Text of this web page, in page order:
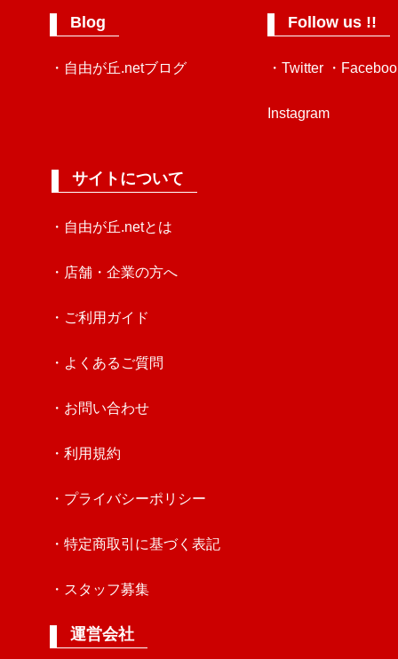
Blog
・自由が丘.netブログ
Follow us !!
・Twitter ・
Instagram
サイトについて
・自由が丘.netとは
・店舗・企業の方へ
・ご利用ガイド
・よくあるご質問
・お問い合わせ
・利用規約
・プライバシーポリシー
・特定商取引に基づく表記
・スタッフ募集
運営会社